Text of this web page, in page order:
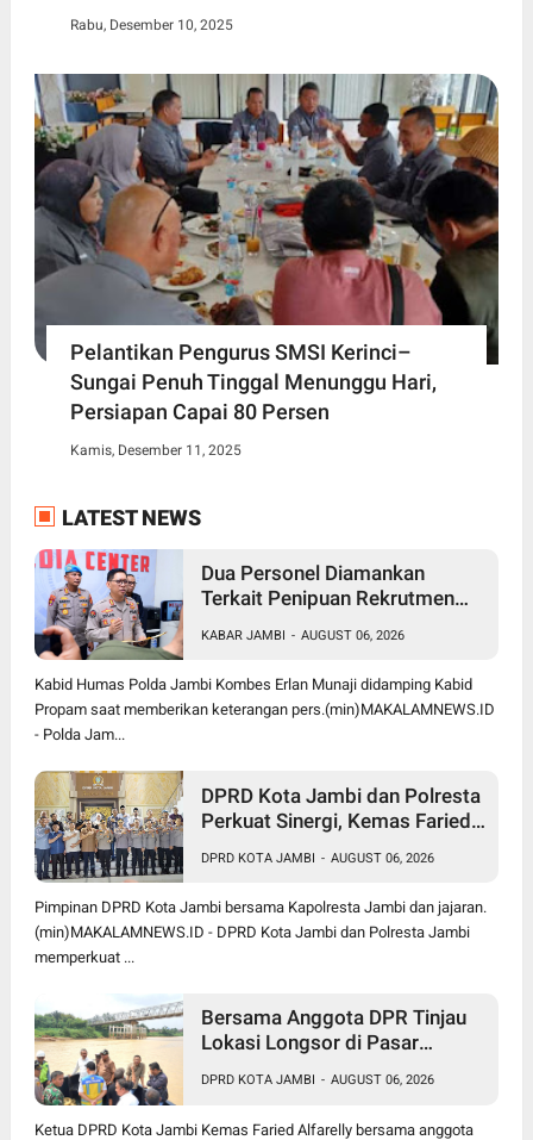
Rabu, Desember 10, 2025
Pelantikan Pengurus SMSI Kerinci–
Sungai Penuh Tinggal Menunggu Hari,
Persiapan Capai 80 Persen
Kamis, Desember 11, 2025
LATEST NEWS
Dua Personel Diamankan
Terkait Penipuan Rekrutmen
Komitmen Tindak Tegas
KABAR JAMBI - AUGUST 06, 2026
Kabid Humas Polda Jambi Kombes Erlan Munaji didamping Kabid
Propam saat memberikan keterangan pers.(min)MAKALAMNEWS.ID
- Polda Jam...
DPRD Kota Jambi dan Polresta
Perkuat Sinergi, Kemas Faried:
Bersama
DPRD KOTA JAMBI - AUGUST 06, 2026
Pimpinan DPRD Kota Jambi bersama Kapolresta Jambi dan jajaran.
(min)MAKALAMNEWS.ID - DPRD Kota Jambi dan Polresta Jambi
memperkuat ...
Bersama Anggota DPR Tinjau
Lokasi Longsor di Pasar
Jambi Dorong Pusat Bangun
Turap Sungai Batanghari
DPRD KOTA JAMBI - AUGUST 06, 2026
Ketua DPRD Kota Jambi Kemas Faried Alfarelly bersama anggota